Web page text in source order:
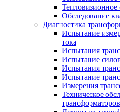
Тепловизионное
Обследование
Диагностика
Испытание
тока
Испытания
Испытание
Испытания
Испытание
Измерения
Техническое
трансформаторов